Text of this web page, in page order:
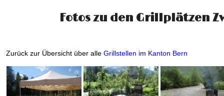
Fotos zu den Grillplätzen
Zurück zur Übersicht über alle Grillstellen im Kanton Bern